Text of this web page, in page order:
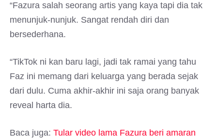
“Fazura salah seorang artis yang kaya tapi dia tak
menunjuk-nunjuk. Sangat rendah diri dan
bersederhana.
“TikTok ni kan baru lagi, jadi tak ramai yang tahu
Faz ini memang dari keluarga yang berada sejak
dari dulu. Cuma akhir-akhir ini saja orang banyak
reveal harta dia.
Baca juga: Tular video lama Fazura beri amaran